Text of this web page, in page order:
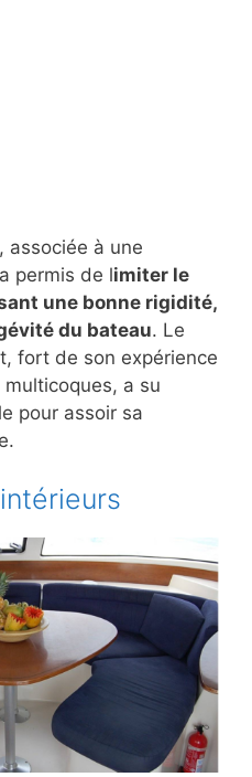
associée à une
permis de limiter le
une bonne rigidité,
du bateau. Le
fort de son expérience
a su
pour assoir sa